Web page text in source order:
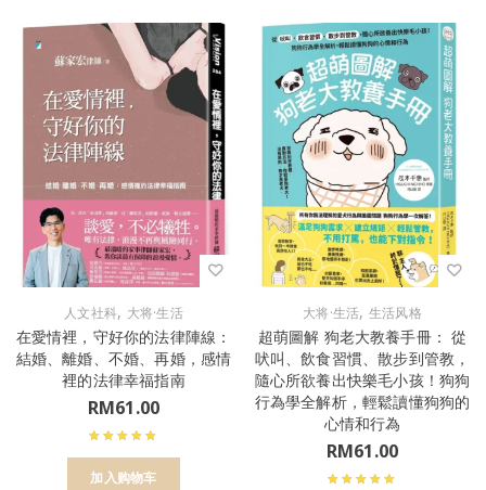
人文社科, 大将·生活
在愛情裡，守好你的法律陣線：
結婚、離婚、不婚、再婚，感情
裡的法律幸福指南
RM61.00
加入购物车
大将·生活, 生活风格
超萌圖解 狗老大教養手冊： 從
吠叫、飲食習慣、散步到管教，
隨心所欲養出快樂毛小孩！狗狗
行為學全解析，輕鬆讀懂狗狗的
心情和行為
RM61.00